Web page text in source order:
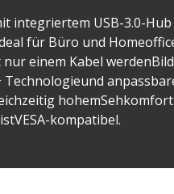
integriertem USB-3.0-
für Büro und
einem Kabel
kompatibel.